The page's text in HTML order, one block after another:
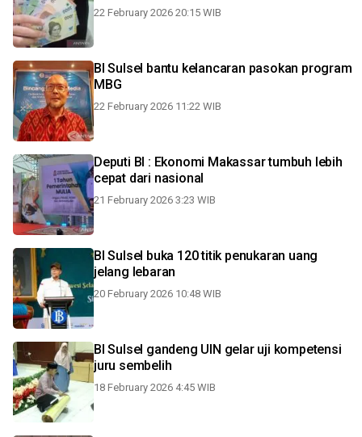
22 February 2026 20:15 WIB
BI Sulsel bantu kelancaran pasokan program
MBG
22 February 2026 11:22 WIB
Deputi BI : Ekonomi Makassar tumbuh lebih
cepat dari nasional
21 February 2026 3:23 WIB
BI Sulsel buka 120 titik penukaran uang
jelang lebaran
20 February 2026 10:48 WIB
BI Sulsel gandeng UIN gelar uji kompetensi
juru sembelih
18 February 2026 4:45 WIB